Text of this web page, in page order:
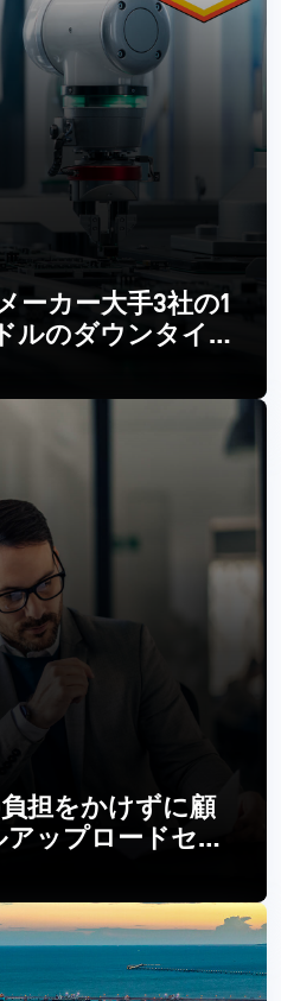
ーカー大手3社の1
ルのダウンタイム
担をかけずに顧
ップロードセキ